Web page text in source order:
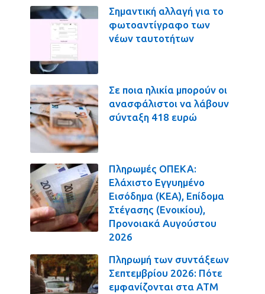
Σημαντική αλλαγή για το
φωτοαντίγραφο των
νέων ταυτοτήτων
Σε ποια ηλικία μπορούν οι
ανασφάλιστοι να λάβουν
σύνταξη 418 ευρώ
Πληρωμές ΟΠΕΚΑ:
Ελάχιστο Εγγυημένο
Εισόδημα (ΚΕΑ), Επίδομα
Στέγασης (Ενοικίου),
Προνοιακά Αυγούστου
2026
Πληρωμή των συντάξεων
Σεπτεμβρίου 2026: Πότε
εμφανίζονται στα ΑΤΜ